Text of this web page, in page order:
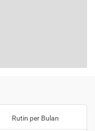
Rutin per Bulan